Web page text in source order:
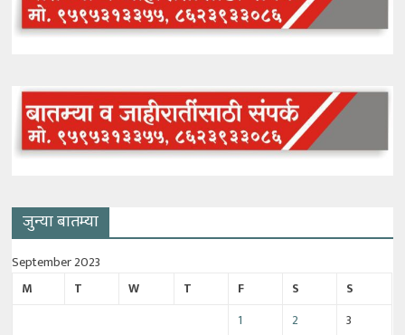
जुन्या बातम्या
September 2023
M
T W T F S
S
1
2 3